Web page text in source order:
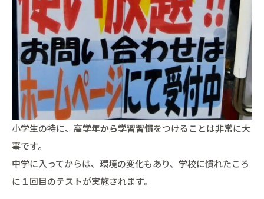
小学生の特に、 高学年から学習習慣をつけることは非常に大
事です。
中学に入ってからは、環境の変化もあり、学校に慣れたころ
に１回目のテストが実施されます。